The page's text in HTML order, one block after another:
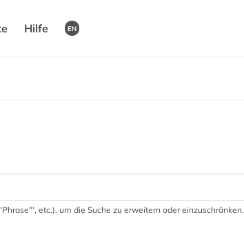
Hilfe EN
etc.), um die Suche zu erweitern oder einzuschränken.